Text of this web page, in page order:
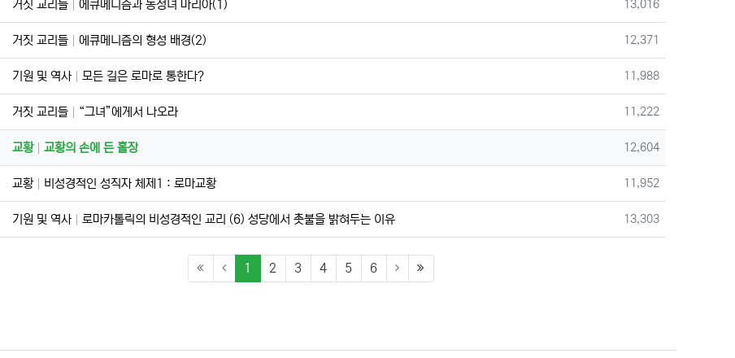
거짓 교리들 에큐메니즘과 동정녀 마리아(1) 조회
13,016
거짓 교리들 에큐메니즘의 형성 배경(2) 조회
12,371
기원 및 역사 모든 길은 로마로 통한다? 조회
11,988
거짓 교리들 “그녀”에게서 나오라 조회
11,222
교황 교황의 손에 든 홀장 조회
12,604
교황 비성경적인 성직자 체제1 : 로마교황 조회
11,952
기원 및 역사 로마카톨릭의 비성경적인 교리 (6) 성당에서 촛불을 밝혀두는 이유 조회
13,303
1 (current)
2 3 4 5 6